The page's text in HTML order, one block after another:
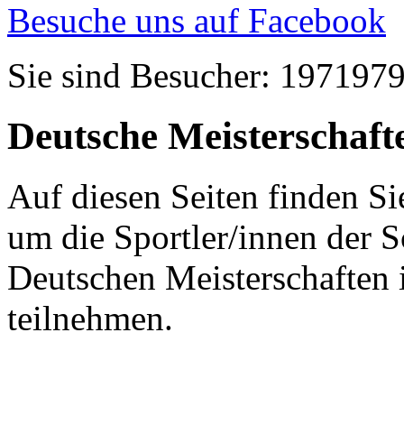
Besuche uns auf Facebook
Sie sind Besucher:
Deutsche
Auf diesen Seiten finden
um die Sportler/innen der
Deutschen
teilnehmen.